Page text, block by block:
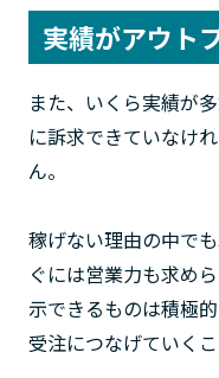
実績がアウト
また、いくら実績が
に訴求できていなけ
ん。
稼げない理由の中で
ぐには営業力も求め
示できるものは積極
受注につなげていくこ